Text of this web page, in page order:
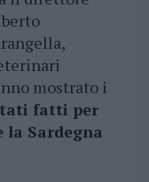
mostrato i
fatti per
la Sardegna